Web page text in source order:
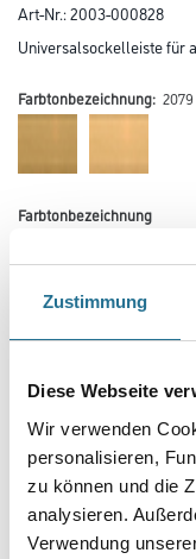
Zustimmung
Diese Webseite
Wir verwenden
personalisieren,
zu können und die
analysieren.
Verwendung
Art-Nr.:2003-000828
Universalsockelleiste für
Farbtonbezeichnung:
Farbtonbezeichnung
Länge in centimeter
Breite in centimeter
Gebinde